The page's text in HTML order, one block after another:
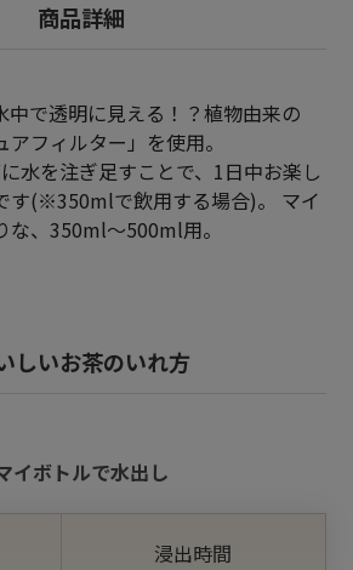
商品詳細
中で透明に見える！？植物由来の
フィルター」を使用。
水を注ぎ足すことで、1日中お楽し
す(※350mlで飲用する場合)。 マイ
な、350ml～500ml用。
しいお茶のいれ方
イボトルで水出し
浸出時間